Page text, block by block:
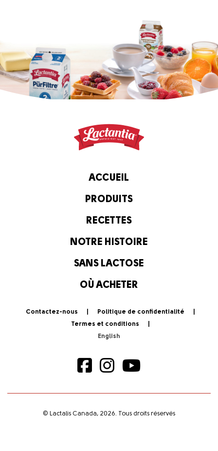
ACCUEIL
PRODUITS
RECETTES
NOTRE HISTOIRE
SANS LACTOSE
OÙ ACHETER
Contactez-nous
Politique de confidentialité
Termes et conditions
© Lactalis Canada, 2026. Tous droits réservés